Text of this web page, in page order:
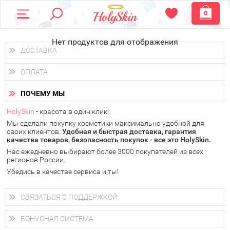
0
Нет продуктов для отображения
ДОСТАВКА
Доставка осуществляетсяпо всем городам России.
Вы можете выбрать доставку курьером, Почтой России или
получить заказ в пунктах выдачи PickPoint или пункте
самовывоза.
В 20 городах России доставка осуществляется ужена
следующий день.
у Вас всегда есть возможность получитьбесплатную
доставку от HolySkin.
подробнее об условиях доставки и оплаты в Вашем городе
ОПЛАТА
Вы можете оплатить свой заказ любым удобным способом:
наличными деньгами (
через интернет-банк (Альфа-банк, Сбербанк) и другими
электронными способами.
ПОЧЕМУ МЫ
HolySkin - красота в один клик!
Мы сделали покупку косметики максимально удобной для
своих клиентов. Удобная и быстрая доставка, гарантия
качества товаров, безопасность покупок - все это HolySkin.
Нас ежедневно выбирают более 3000 покупателей из всех
регионов России.
Убедись в качестве сервиса и ты!
СВЯЗАТЬСЯ С ПОДДЕРЖКОЙ
+7 (800) 707-24-55
Мы будем рады ответить на все Ваши вопросы по работе
магазина, проконсультировать по товарам, рассказать о
БОНУСНАЯ СИСТЕМА